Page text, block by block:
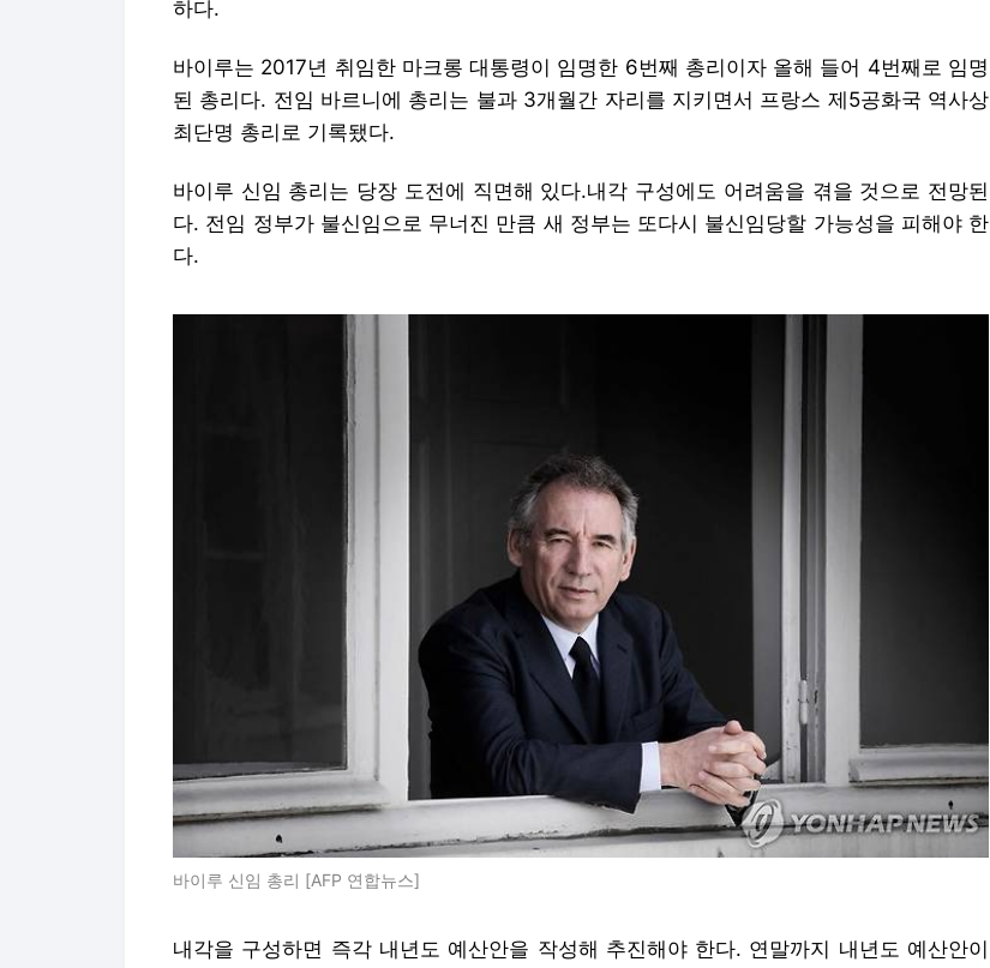
하다.
바이루는 2017년 취임한 마크롱 대통령이 임명한 6번째 총리이자 올해 들어 4번째로 임명
된 총리다. 전임 바르니에 총리는 불과 3개월간 자리를 지키면서 프랑스 제5공화국 역사상
최단명 총리로 기록됐다.
바이루 신임 총리는 당장 도전에 직면해 있다.내각 구성에도 어려움을 겪을 것으로 전망된
다. 전임 정부가 불신임으로 무너진 만큼 새 정부는 또다시 불신임당할 가능성을 피해야 한
다.
바이루 신임 총리 [AFP 연합뉴스]
내각을 구성하면 즉각 내년도 예산안을 작성해 추진해야 한다. 연말까지 내년도 예산안이